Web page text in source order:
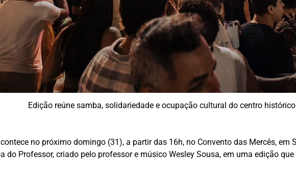
Edição reúne samba, solidariedade e ocupação cultural do centro
no próximo domingo (31), a partir das 16h, no Convento das Mercês, em
do Professor, criado pelo professor e músico Wesley Sousa, em uma edição